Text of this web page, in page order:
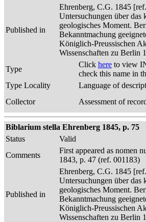
Published in
Ehrenberg, C.G. 1845 [ref.
Untersuchungen über das
geologisches Moment.
Bekanntmachung
Königlich-Preussischen
Wissenschaften zu Berlin
Type
Click here to view
check this name in
Type Locality
Language of
Collector
Assessment of
Biblarium stella Ehrenberg 1845, p. 75
Status
Valid
Comments
First appeared as nomen
1843, p. 47 (ref. 001183)
Published in
Ehrenberg, C.G. 1845 [ref.
Untersuchungen über das
geologisches Moment.
Bekanntmachung
Königlich-Preussischen
Wissenschaften zu Berlin